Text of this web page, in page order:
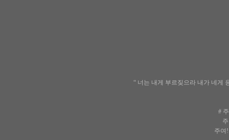
“ 너는 내게 부르짖으라 내가 네게
#
주여